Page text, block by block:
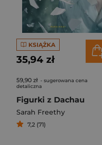
KSIĄŻKA
35,94 zł
59,90 zł - sugerowana cena
detaliczna
Figurki z Dachau
Sarah Freethy
7,2 (71)